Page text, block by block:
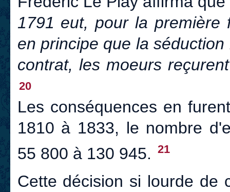
1791 eut, pour la première
en principe que la
contrat, les moeurs
20
Les conséquences en
1810 à 1833, le nombre
55 800 à 130 945. 21
Cette décision si lourde de